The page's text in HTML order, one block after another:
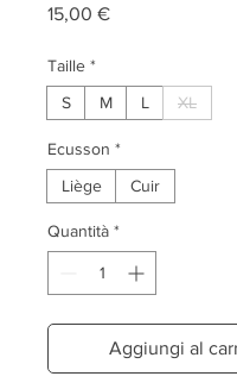
15,00 €Prezzo
Taille *
S
M L XL
Ecusson *
Liège
Cuir
Quantità *
Aggiungi al